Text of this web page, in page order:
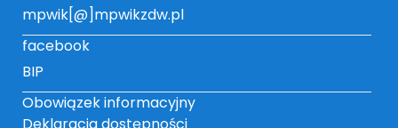
mpwik[@]mpwikzdw.pl
facebook
BIP
Obowiązek informacyjny
Deklaracja dostępności